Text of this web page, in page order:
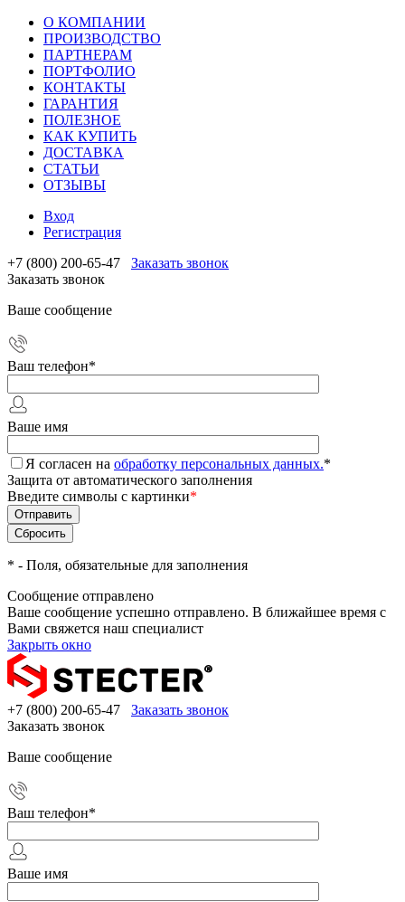
О КОМПАНИИ
ПРОИЗВОДСТВО
ПАРТНЕРАМ
ПОРТФОЛИО
КОНТАКТЫ
ГАРАНТИЯ
ПОЛЕЗНОЕ
КАК КУПИТЬ
ДОСТАВКА
СТАТЬИ
ОТЗЫВЫ
Вход
Регистрация
+7 (800) 200-65-47
Заказать звонок
Заказать звонок
Ваше сообщение
Ваш телефон*
Ваше имя
Я согласен на обработку персональных данных.*
Защита от автоматического заполнения
Введите символы с картинки*
* - Поля, обязательные для заполнения
Сообщение отправлено
Ваше сообщение успешно отправлено. В ближайшее время с
Вами свяжется наш специалист
Закрыть окно
+7 (800) 200-65-47
Заказать звонок
Заказать звонок
Ваше сообщение
Ваш телефон*
Ваше имя